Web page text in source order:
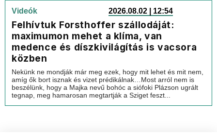
Videók 2026.08.02 | 12:54
Felhívtuk Forsthoffer szállodáját:
maximumon mehet a klíma, van
medence és díszkivilágítás is vacsora
közben
Nekünk ne mondják már meg ezek, hogy mit lehet és mit nem,
amíg ők bort isznak és vizet prédikálnak…Most arról nem is
beszélünk, hogy a Majka nevű bohóc a siófoki Plázson ugrált
tegnap, meg hamarosan megtartják a Sziget feszt...